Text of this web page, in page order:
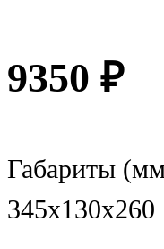
9350 ₽
Габариты
345х130х260